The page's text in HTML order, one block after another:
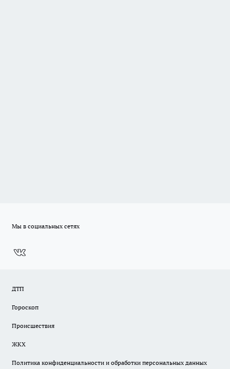
Мы в социальных сетях
ДТП
Гороскоп
Происшествия
ЖКХ
Политика конфиденциальности и обработки персональных данных